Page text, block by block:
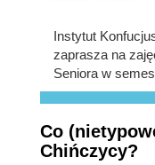
Instytut
zaprasza na
Seniora w
Co
Chińczycy?